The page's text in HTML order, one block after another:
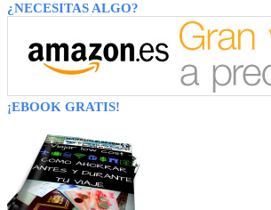
¿NECESITAS ALGO?
¡EBOOK GRATIS!